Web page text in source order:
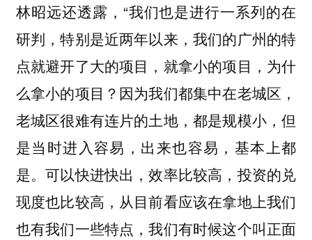
林昭远还透露，“我们也是进行一系列的在
研判，特别是近两年以来，我们的广州的特
点就避开了大的项目，就拿小的项目，为什
么拿小的项目？因为我们都集中在老城区，
老城区很难有连片的土地，都是规模小，但
是当时进入容易，出来也容易，基本上都
是。可以快进快出，效率比较高，投资的兑
现度也比较高，从目前看应该在拿地上我们
也有我们一些特点，我们有时候这个叫正面